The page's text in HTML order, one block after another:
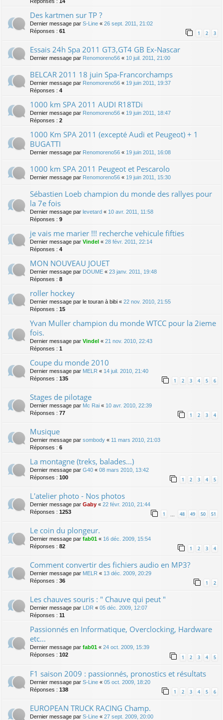
Des kartmen sur TP ?
Dernier message par S-Line « 26 sept. 2011, 21:02
Réponses : 61 1 2 3
Essais 24h Spa 2011 GT3,GT4 GB Ex-Nascar
Dernier message par Renomoreno56 « 10 juil. 2011, 21:00
BELCAR 2011 18 juin Spa-Francorchamps
Dernier message par Renomoreno56 « 19 juin 2011, 19:37
Réponses : 4
1000 km SPA 2011 AUDI R18TDi
Dernier message par Renomoreno56 « 19 juin 2011, 18:47
Réponses : 2
1000 Km SPA 2011 (excepté Audi et Peugeot) + 1
BUGATTI
Dernier message par Renomoreno56 « 19 juin 2011, 16:08
1000 km SPA 2011 Peugeot et Pescarolo
Dernier message par Renomoreno56 « 19 juin 2011, 15:30
Sébastien Loeb champion du monde des rallyes pour
la 7e fois
Dernier message par levetard « 10 avr. 2011, 11:58
Réponses : 9
je vais me marier !!! recherche vehicule fifties
Dernier message par Vindel « 28 févr. 2011, 22:14
Réponses : 4
MON NOUVEAU JOUET
Dernier message par DOUME « 23 janv. 2011, 19:48
Réponses : 8
roller hockey
Dernier message par le touran à bibi « 22 nov. 2010, 21:55
Réponses : 15
Yvan Muller champion du monde WTCC pour la 2ieme
fois.
Dernier message par Vindel « 21 nov. 2010, 22:43
Réponses : 1
Coupe du monde 2010
Dernier message par MELR « 14 juil. 2010, 21:40
Réponses : 135 1 2 3 4 5 6
Stages de pilotage
Dernier message par Mc Rai « 10 avr. 2010, 22:39
Réponses : 77 1 2 3 4
Musique
Dernier message par sombody « 11 mars 2010, 21:03
Réponses : 6
La montagne (treks, balades...)
Dernier message par G40 « 08 mars 2010, 13:42
Réponses : 100 1 2 3 4 5
L'atelier photo - Nos photos
Dernier message par Gaby « 22 févr. 2010, 21:44
Réponses : 1253 1 … 48 49 50 51
Le coin du plongeur.
Dernier message par fab01 « 16 déc. 2009, 15:54
Réponses : 82 1 2 3 4
Comment convertir des fichiers audio en MP3?
Dernier message par MELR « 13 déc. 2009, 20:29
Réponses : 36 1 2
Les chauves souris : " Chauve qui peut "
Dernier message par LDR « 05 déc. 2009, 12:07
Réponses : 11
Passionnés en Informatique, Overclocking, Hardware
etc...
Dernier message par fab01 « 24 oct. 2009, 15:39
Réponses : 102 1 2 3 4 5
F1 saison 2009 : passionnés, pronostics et résultats
Dernier message par S-Line « 05 oct. 2009, 18:20
Réponses : 138 1 2 3 4 5 6
EUROPEAN TRUCK RACING Champ.
Dernier message par S-Line « 27 sept. 2009, 20:00